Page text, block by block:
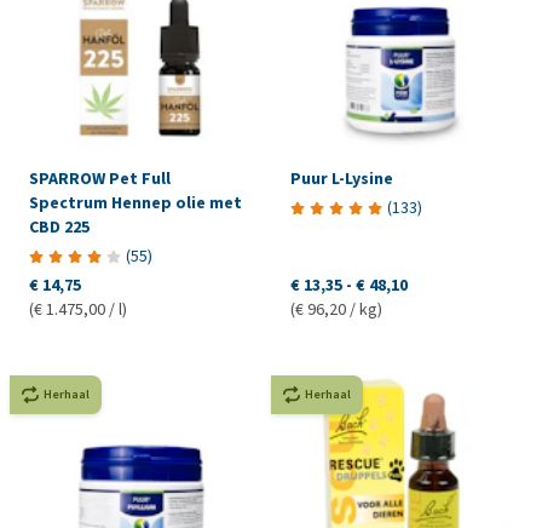
SPARROW Pet Full
Spectrum Hennep olie met
CBD 225
(55)
€ 14,75
(€ 1.475,00 / l)
Puur L-Lysine
(133)
€ 13,35 - € 48,10
(€ 96,20 / kg)
Herhaal Herhaal